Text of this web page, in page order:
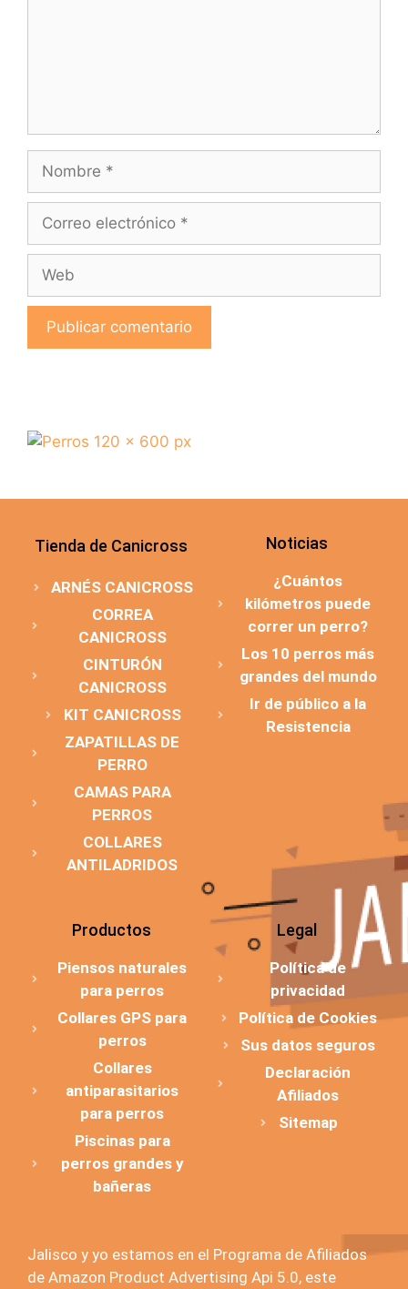
Tienda de Canicross
ARNÉS CANICROSS
CORREA
CANICROSS
CINTURÓN
CANICROSS
KIT CANICROSS
ZAPATILLAS DE
PERRO
CAMAS PARA
PERROS
COLLARES
ANTILADRIDOS
Noticias
¿Cuántos
kilómetros puede
correr un perro?
Los 10 perros más
grandes del mundo
Ir de público a la
Resistencia
Productos
Piensos naturales
para perros
Collares GPS para
perros
Collares
antiparasitarios
para perros
Piscinas para
perros grandes y
bañeras
Legal
Política de
privacidad
Política de Cookies
Sus datos seguros
Declaración
Afiliados
Sitemap
Jalisco y yo estamos en el Programa de Afiliados
de Amazon Product Advertising Api 5.0, este